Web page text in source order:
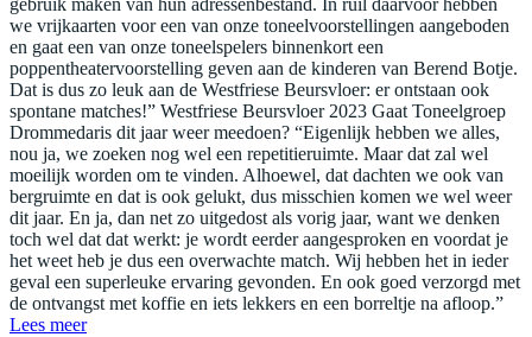
gebruik maken van hun adressenbestand. In ruil daarvoor hebben
we vrijkaarten voor een van onze toneelvoorstellingen aangeboden
en gaat een van onze toneelspelers binnenkort een
poppentheatervoorstelling geven aan de kinderen van Berend Botje.
Dat is dus zo leuk aan de Westfriese Beursvloer: er ontstaan ook
spontane matches!” Westfriese Beursvloer 2023 Gaat Toneelgroep
Drommedaris dit jaar weer meedoen? “Eigenlijk hebben we alles,
nou ja, we zoeken nog wel een repetitieruimte. Maar dat zal wel
moeilijk worden om te vinden. Alhoewel, dat dachten we ook van
bergruimte en dat is ook gelukt, dus misschien komen we wel weer
dit jaar. En ja, dan net zo uitgedost als vorig jaar, want we denken
toch wel dat dat werkt: je wordt eerder aangesproken en voordat je
het weet heb je dus een overwachte match. Wij hebben het in ieder
geval een superleuke ervaring gevonden. En ook goed verzorgd met
de ontvangst met koffie en iets lekkers en een borreltje na afloop.”
Lees meer